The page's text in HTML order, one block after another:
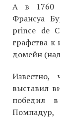
А в 1760
Франсуа
prince de
графства к
домейн
Известно,
выставил
победил